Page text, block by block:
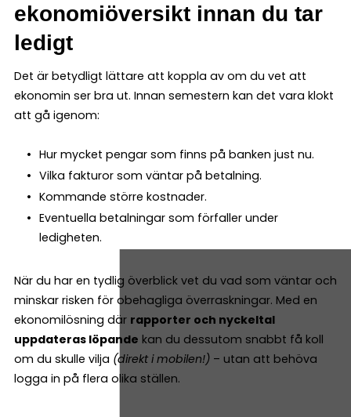
ekonomiöversikt innan du tar
ledigt
Det är betydligt lättare att koppla av om du vet att
ekonomin ser bra ut. Innan semestern kan det vara klokt
att gå igenom:
Hur mycket pengar som finns på banken just nu.
Vilka fakturor som väntar på betalning.
Kommande större kostnader.
Eventuella betalningar som förfaller under
ledigheten.
När du har en tydlig överblick vet du vad som väntar och
minskar risken för obehagliga överraskningar. Med en
ekonomilösning där rapporter och nyckeltal
uppdateras löpande kan du dessutom snabbt få koll
om du skulle vilja (direkt i mobilen!) – utan att behöva
logga in på flera olika ställen.